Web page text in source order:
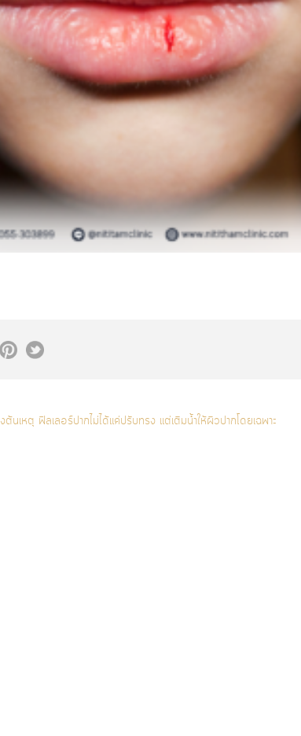
นเหตุ ฟิลเลอร์ปากไม่ได้แค่ปรับทรง แต่เติมน้ำให้ผิวปากโดยเฉพาะ